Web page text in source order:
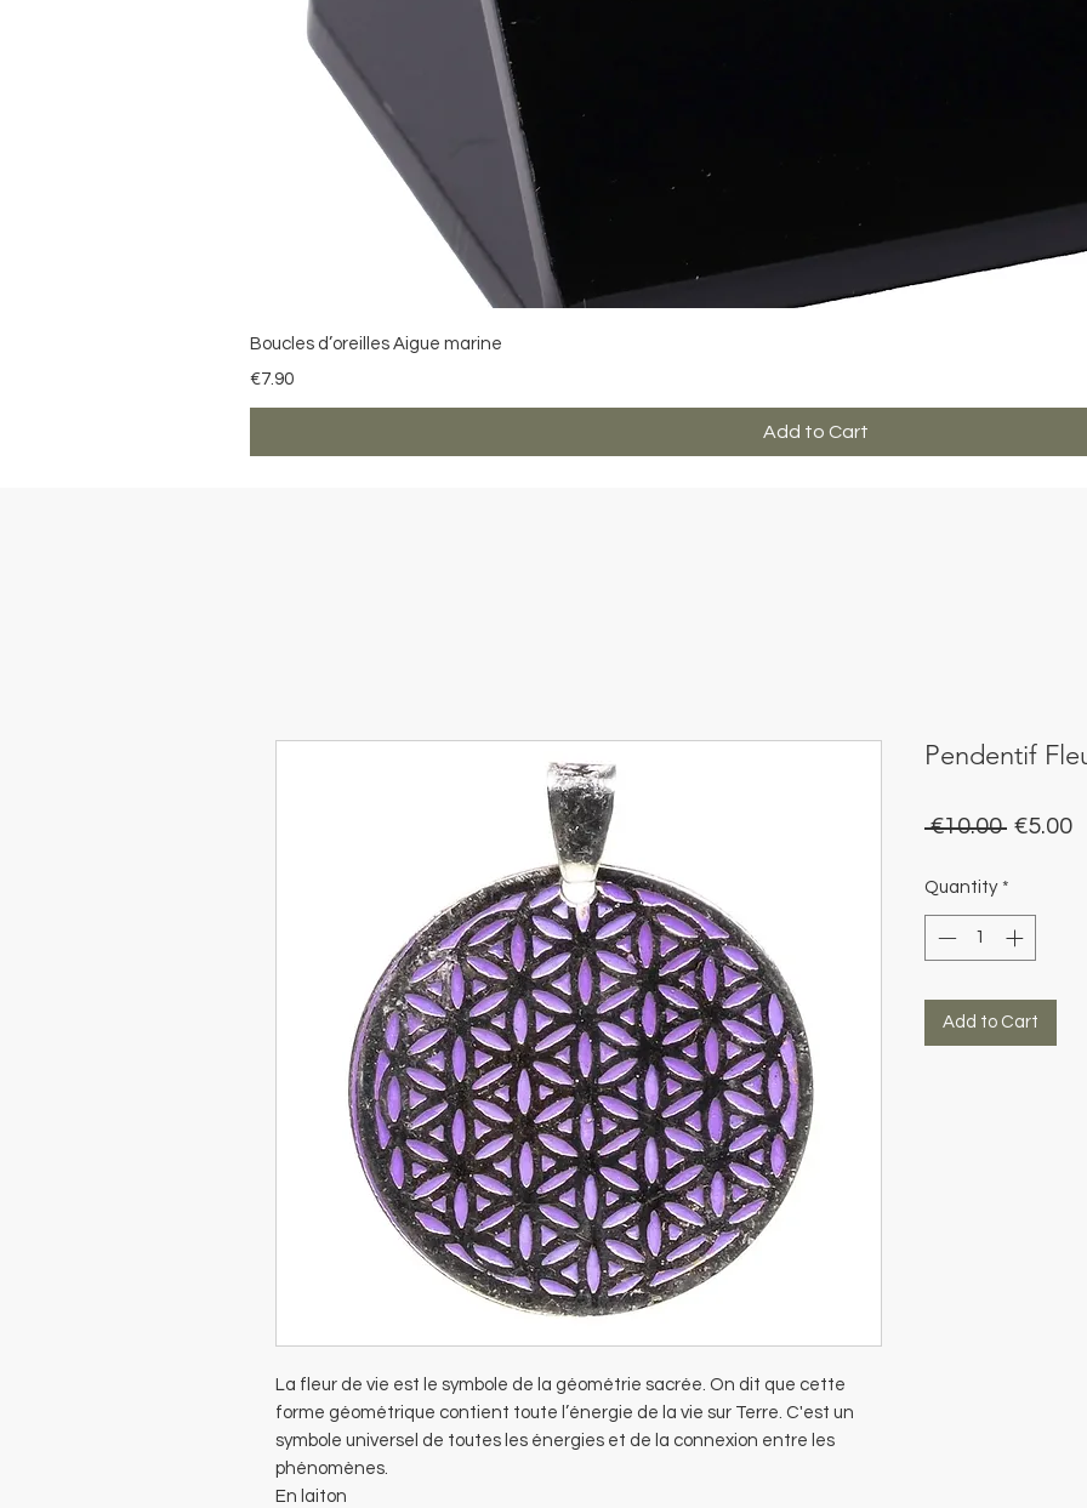
Boucles d’oreilles Aigue marine
Price
€7.90
Add to Cart
La fleur de vie est le symbole de la géométrie sacrée. On dit que cette
forme géométrique contient toute l’énergie de la vie sur Terre. C'est un
symbole universel de toutes les énergies et de la connexion entre les
phénomènes.
En laiton
Pendentif
€10.00 Regular
€5.00
Quantity *
Add to Cart